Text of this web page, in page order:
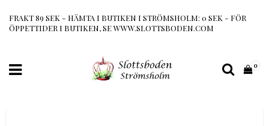
FRAKT 89 SEK - HÄMTA I BUTIKEN I STRÖMSHOLM: 0 SEK - FÖR
ÖPPETTIDER I BUTIKEN, SE WWW.SLOTTSBODEN.COM
0